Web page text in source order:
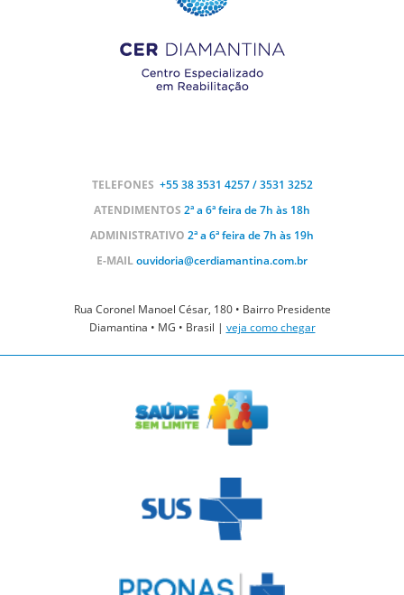
TELEFONES +55 383531 4257 / 3531 3252
ATENDIMENTOS 2ª a 6ª feira de 7h às 18h
ADMINISTRATIVO 2ª a 6ª feira de 7h às 19h
E-MAILouvidoria@cerdiamantina.com.br
Rua Coronel Manoel César, 180 • Bairro Presidente
Diamantina • MG • Brasil | veja como chegar